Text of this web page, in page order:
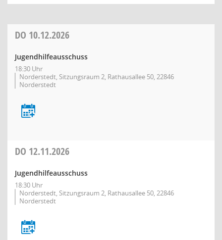
DO 10.12.2026
Jugendhilfeausschuss
18:30 Uhr
Norderstedt, Sitzungsraum 2, Rathausallee 50, 22846
Norderstedt
DO 12.11.2026
Jugendhilfeausschuss
18:30 Uhr
Norderstedt, Sitzungsraum 2, Rathausallee 50, 22846
Norderstedt